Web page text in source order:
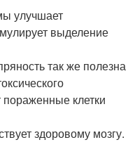
улучшает
выделение
так же полезна
клетки
здоровому мозгу.